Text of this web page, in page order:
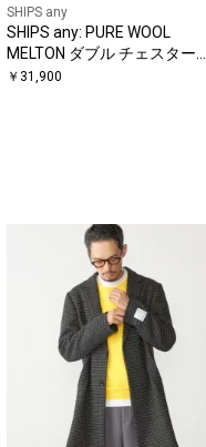
SHIPS any
SHIPS any: PURE WOOL
MELTON ダブル チェスターコ
ート 25AW◇
￥ 31,900